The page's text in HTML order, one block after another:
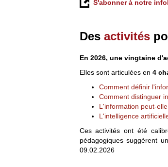
S'abonner à notre
Des activités
En 2026, une vingtaine
Elles sont articulées en 4
Comment définir
Comment distinguer
L'information peut-
L'intelligence
Ces activités ont été
pédagogiques suggèrent
09.02.2026